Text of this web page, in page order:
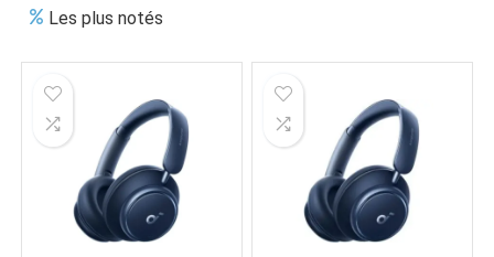
Les plus notés